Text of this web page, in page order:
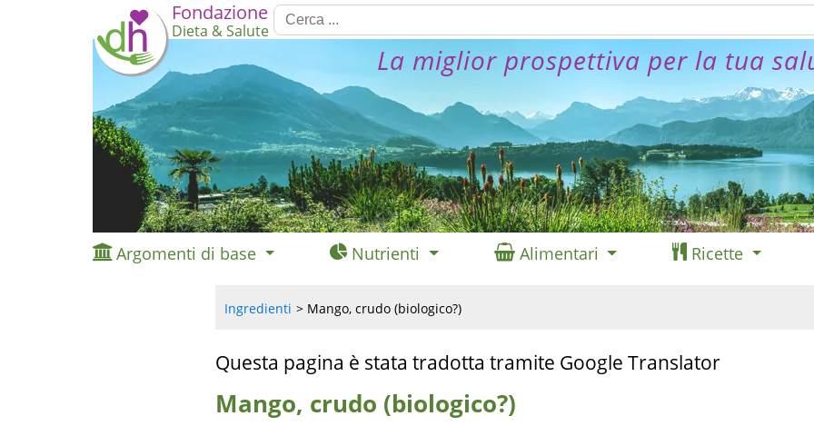
Fondazione
Dieta & Salute
La miglior prospettiva per la tua
Argomenti di base Nutrienti Alimentari Ricette
Ingredienti Mango, crudo (biologico?)
Questa pagina è stata tradotta tramite Google Translator
Mango, crudo (biologico?)